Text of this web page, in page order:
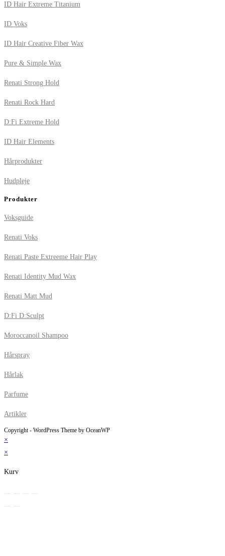
ID Hair Extreme Titanium
ID Voks
ID Hair Creative Fiber Wax
Pure & Simple Wax
Renati Strong Hold
Renati Rock Hard
D:Fi Extreme Hold
ID Hair Elements
Hårprodukter
Hudpleje
Produkter
Voksguide
Renati Voks
Renati Paste Extreeme Hair Play
Renati Identity Mud Wax
Renati Matt Mud
D:Fi D:Sculpt
Moroccanoil Shampoo
Hårspray
Hårlak
Parfume
Artikler
Copyright - WordPress Theme by OceanWP
×
×
Kurv